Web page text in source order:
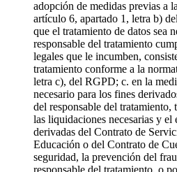
adopción de medidas previas a
artículo 6, apartado 1, letra b)
que el tratamiento de datos sea
responsable del tratamiento
legales que le incumben,
tratamiento conforme a la
letra c), del RGPD; c. en la
necesario para los fines
del responsable del tratamiento,
las liquidaciones necesarias y
derivadas del Contrato de
Educación o del Contrato de
seguridad, la prevención del
responsable del tratamiento, o